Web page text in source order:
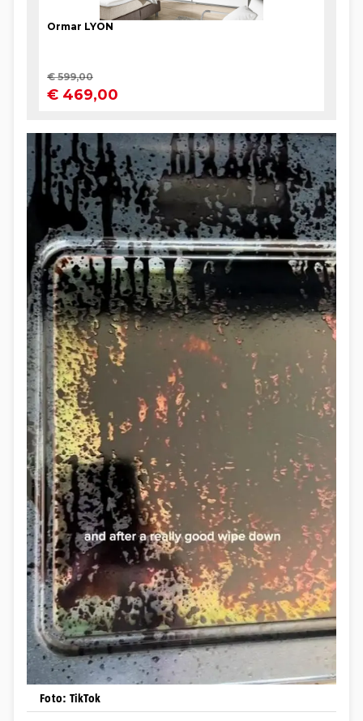
Foto: TikTok